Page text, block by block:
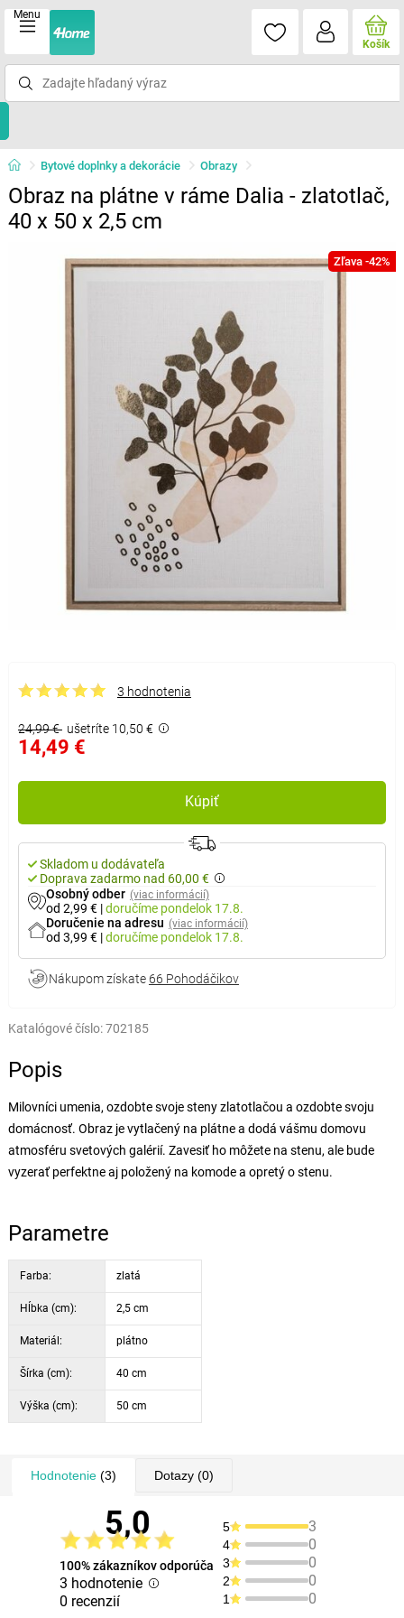
Menu
Košík
Bytové doplnky a dekorácie Obrazy
Obraz na plátne v ráme Dalia - zlatotlač,
40 x 50 x 2,5 cm
Zľava -42%
3 hodnotenia
24,99 € ušetríte 10,50 €
14,49 €
Kúpiť
Skladom u dodávateľa
Doprava zadarmo nad 60,00 €
Osobný odber (viac informácií)
od 2,99 € |doručíme pondelok 17.8.
Doručenie na adresu (viac informácií)
od 3,99 € |doručíme pondelok 17.8.
Nákupom získate 66 Pohodáčikov
Katalógové číslo:702185
Popis
Milovníci umenia, ozdobte svoje steny zlatotlačou a ozdobte svoju
domácnosť. Obraz je vytlačený na plátne a dodá vášmu domovu
atmosféru svetových galérií. Zavesiť ho môžete na stenu, ale bude
vyzerať perfektne aj položený na komode a opretý o stenu.
Parametre
Farba: zlatá
Hĺbka (cm): 2,5 cm
Materiál: plátno
Šírka (cm): 40 cm
Výška (cm): 50 cm
Hodnotenie(3) Dotazy(0)
5,0
100% zákazníkov odporúča
3 hodnotenie
0 recenzií
5 3
4 0
3 0
2 0
1 0